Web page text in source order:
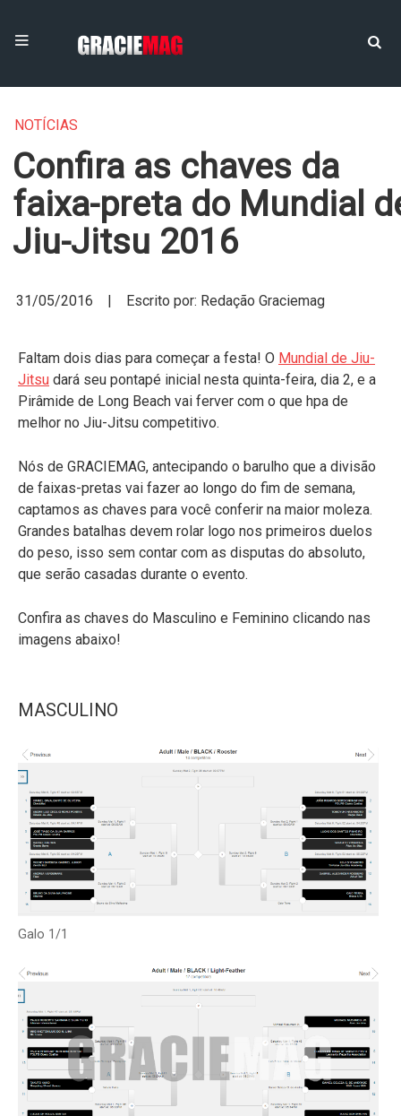
NOTÍCIAS
Confira as chaves da
faixa-preta do Mundial
Jiu-Jitsu 2016
31/05/2016 | Escrito por: Redação Graciemag
Faltam dois dias para começar a festa! O Mundial de Jiu-
Jitsu dará seu pontapé inicial nesta quinta-feira, dia 2, e a
Pirâmide de Long Beach vai ferver com o que hpa de
melhor no Jiu-Jitsu competitivo.
Nós de GRACIEMAG, antecipando o barulho que a divisão
de faixas-pretas vai fazer ao longo do fim de semana,
captamos as chaves para você conferir na maior moleza.
Grandes batalhas devem rolar logo nos primeiros duelos
do peso, isso sem contar com as disputas do absoluto,
que serão casadas durante o evento.
Confira as chaves do Masculino e Feminino clicando nas
imagens abaixo!
MASCULINO
Galo 1/1